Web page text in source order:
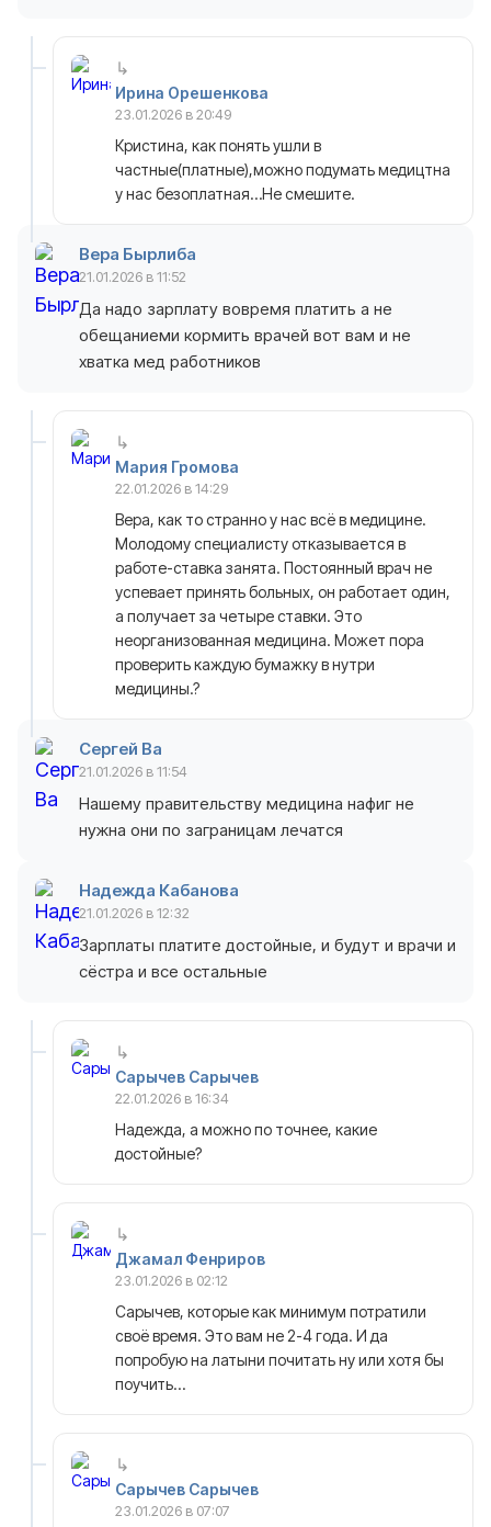
Ирина Орешенкова
23.01.2026 в 20:49
Кристина, как понять ушли в
частные(платные),можно подумать медицтна
у нас безоплатная…Не смешите.
Вера Бырлиба
21.01.2026 в 11:52
Да надо зарплату вовремя платить а не
обещаниеми кормить врачей вот вам и не
хватка мед работников
Мария Громова
22.01.2026 в 14:29
Вера, как то странно у нас всё в медицине.
Молодому специалисту отказывается в
работе-ставка занята. Постоянный врач не
успевает принять больных, он работает один,
а получает за четыре ставки. Это
неорганизованная медицина. Может пора
проверить каждую бумажку в нутри
медицины.?
Сергей Ва
21.01.2026 в 11:54
Нашему правительству медицина нафиг не
нужна они по заграницам лечатся
Надежда Кабанова
21.01.2026 в 12:32
Зарплаты платите достойные, и будут и врачи и
сёстра и все остальные
Сарычев Сарычев
22.01.2026 в 16:34
Надежда, а можно по точнее, какие
достойные?
Джамал Фенриров
23.01.2026 в 02:12
Сарычев, которые как минимум потратили
своё время. Это вам не 2-4 года. И да
попробую на латыни почитать ну или хотя бы
поучить…
Сарычев Сарычев
23.01.2026 в 07:07